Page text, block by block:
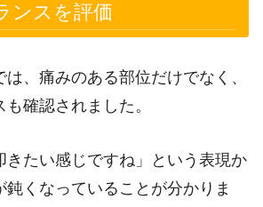
ンスを評価
、痛みのある部位だけでなく、
確認されました。
きたい感じですね」という表現か
鈍くなっていることが分かりま